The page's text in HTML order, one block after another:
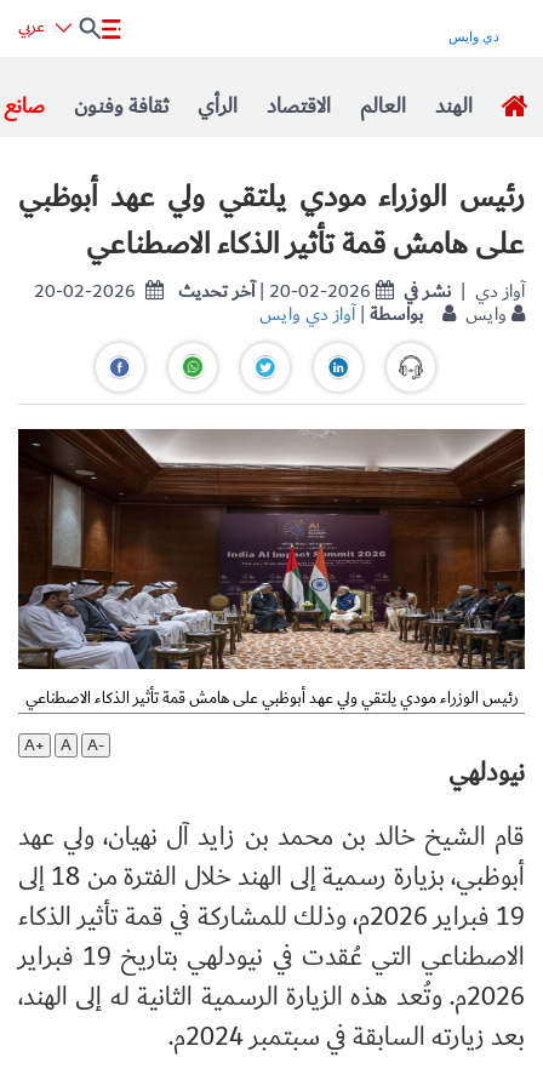
صانع ثقافة وفنون الرأي الاقتصاد العالم الهند
رئيس الوزراء مودي يلتقي ولي عهد أبوظبي
على هامش قمة تأثير الذكاء الاصطناعي
20-02-2026 آخر تحديث| 20-02-2026 نشر في | آواز دي
وايس بواسطة|آواز دي وايس
رئيس الوزراء مودي يلتقي ولي عهد أبوظبي على هامش قمة تأثير الذكاء الاصطناعي
A+
A A-
نيودلهي
قام الشيخ خالد بن محمد بن زايد آل نهيان، ولي عهد
أبوظبي، بزيارة رسمية إلى الهند خلال الفترة من 18 إلى
19 فبراير 2026م، وذلك للمشاركة في قمة تأثير الذكاء
الاصطناعي التي عُقدت في نيودلهي بتاريخ 19 فبراير
2026م. وتُعد هذه الزيارة الرسمية الثانية له إلى الهند،
بعد زيارته السابقة في سبتمبر 2024م.